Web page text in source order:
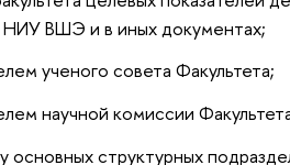
НИУ ВШЭ и в иных документах;
ученого совета Факультета;
научной комиссии
основных структурных